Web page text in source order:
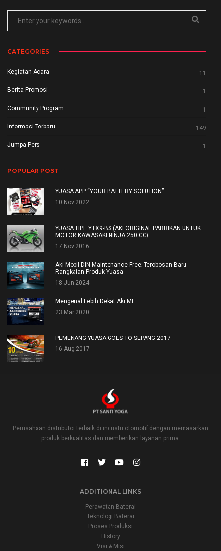
CATEGORIES
Kegiatan Acara 11
Berita Promosi 1
Community Program 1
Informasi Terbaru 149
Jumpa Pers 1
POPULAR POST
YUASA APP “YOUR BATTERY SOLUTION”
10 Nov 2022
YUASA TIPE YTX9-BS (AKI ORIGINAL PABRIKAN UNTUK
MOTOR KAWASAKI NINJA 250 CC)
17 Nov 2016
Aki Mobil DIN Maintenance Free; Terobosan Baru
Rangkaian Produk Yuasa
18 Jun 2024
Mengenal Lebih Dekat Aki MF
23 Mar 2020
PEMENANG YUASA GOES TO SEPANG 2017
16 Aug 2017
Perusahaan distributor terbaik di industri otomotif dengan memasarkan
produk berkualitas dan memberikan layanan prima.
ADDITIONAL LINKS
Perawatan Baterai
Teknologi Baterai
Proses Produksi
History
Visi & Misi